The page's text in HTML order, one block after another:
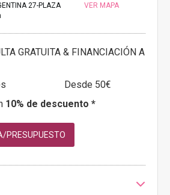
27-PLAZA
VER MAPA
GRATUITA & FINANCIACIÓN A
Desde 50€
10% de descuento *
PRESUPUESTO